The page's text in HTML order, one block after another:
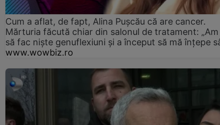
Cum a aflat, de fapt, Alina Pușcău că are cancer.
Mărturia făcută chiar din salonul de tratament:
să fac niște genuflexiuni și a început să mă înțepe
www.wowbiz.ro